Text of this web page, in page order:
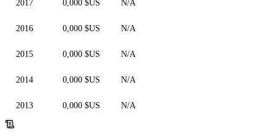
2017 0,000 $US N/A
2016 0,000 $US N/A
2015 0,000 $US N/A
2014 0,000 $US N/A
2013 0,000 $US N/A